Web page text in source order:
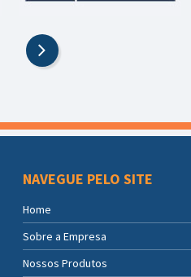
NAVEGUE PELO SITE
Home
Sobre a Empresa
Nossos Produtos